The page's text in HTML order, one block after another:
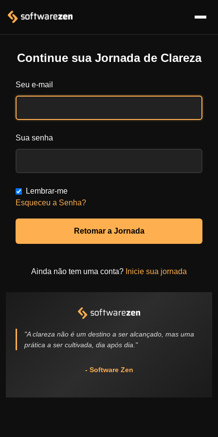
"A clareza não é um destino a ser alcançado, mas uma
prática a ser cultivada, dia após dia."
- Software Zen
Continue sua Jornada de Clareza
Seu e-mail
Sua senha
Lembrar-me
Esqueceu a Senha?
Retomar a Jornada
Ainda não tem uma conta? Inicie sua jornada